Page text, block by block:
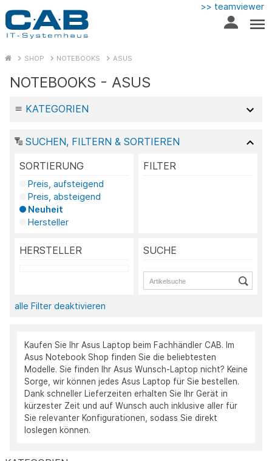
>> teamviewer
SHOP NOTEBOOKS ASUS
NOTEBOOKS - ASUS
KATEGORIEN
SUCHEN, FILTERN & SORTIEREN
SORTIERUNG
Preis, aufsteigend
Preis, absteigend
Neuheit
Hersteller
FILTER
HERSTELLER SUCHE
alle Filter deaktivieren
Kaufen Sie Ihr Asus Laptop beim Fachhändler CAB. Im
Asus Notebook Shop finden Sie die beliebtesten
Modelle. Sie finden Ihr Asus Wunsch-Laptop nicht? Keine
Sorge, wir können jedes Asus Laptop für Sie bestellen.
Dank schneller Lieferzeiten erhalten Sie Ihr Gerät in
kürzester Zeit und auf Wunsch auch inklusive aller für
Sie relevanter Konfigurationen, sodass Sie direkt
loslegen können.